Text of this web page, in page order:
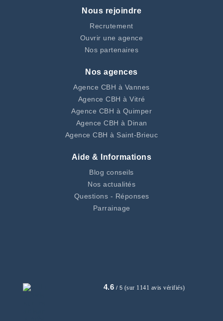
Nous rejoindre
Recrutement
Ouvrir une agence
Nos partenaires
Nos agences
Agence CBH à Vannes
Agence CBH à Vitré
Agence CBH à Quimper
Agence CBH à Dinan
Agence CBH à Saint-Brieuc
Aide & Informations
Blog conseils
Nos actualités
Questions - Réponses
Parrainage
4.6 / 5 (sur 1141 avis vérifiés)